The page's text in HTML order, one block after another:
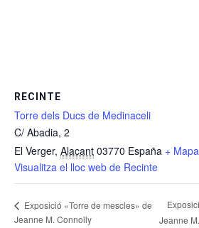
RECINTE
Torre dels Ducs de Medinaceli
C/ Abadia, 2
El Verger, Alacant 03770 España +
Visualitza el lloc web de Recinte
Exposició «Torre de mescles» de
Jeanne M. Connolly
Jeanne